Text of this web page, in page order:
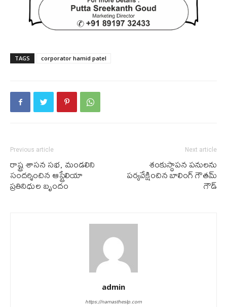
TAGS corporator hamid patel
Previous article
రాష్ట్ర శాస‌న స‌భ‌, మండ‌లిని
సంద‌ర్శించిన ఆస్ట్రేలియా
ప్ర‌తినిధుల బృందం
Next article
శంకుస్థాప‌న ప‌నుల‌ను
ప‌ర్యవేక్షించిన బాలింగ్ గౌత‌మ్
గౌడ్
admin
https://namastheslp.com